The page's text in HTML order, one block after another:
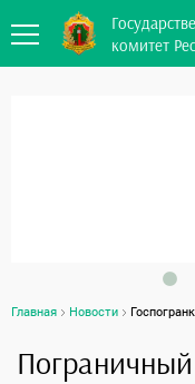
комитет
Главная Новости